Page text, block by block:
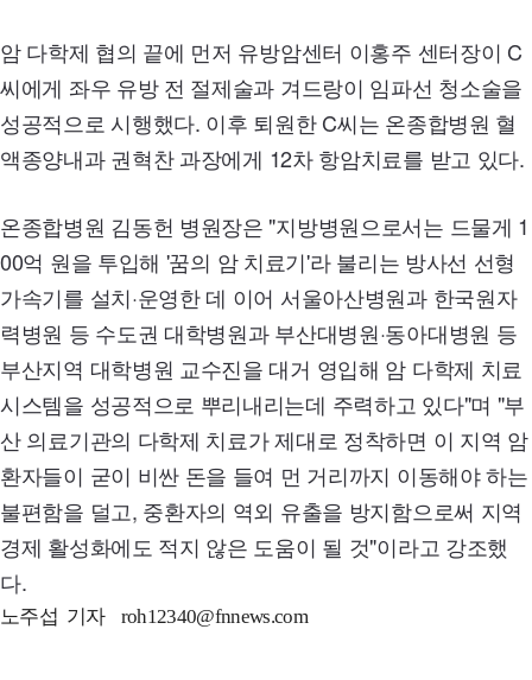
암 다학제 협의 끝에 먼저 유방암센터 이홍주 센터장이 C
씨에게 좌우 유방 전 절제술과 겨드랑이 임파선 청소술을
성공적으로 시행했다. 이후 퇴원한 C씨는 온종합병원 혈
액종양내과 권혁찬 과장에게 12차 항암치료를 받고 있다.
온종합병원 김동헌 병원장은 "지방병원으로서는 드물게 1
00억 원을 투입해 '꿈의 암 치료기'라 불리는 방사선 선형
가속기를 설치·운영한 데 이어 서울아산병원과 한국원자
력병원 등 수도권 대학병원과 부산대병원·동아대병원 등
부산지역 대학병원 교수진을 대거 영입해 암 다학제 치료
시스템을 성공적으로 뿌리내리는데 주력하고 있다"며 "부
산 의료기관의 다학제 치료가 제대로 정착하면 이 지역 암
환자들이 굳이 비싼 돈을 들여 먼 거리까지 이동해야 하는
불편함을 덜고, 중환자의 역외 유출을 방지함으로써 지역
경제 활성화에도 적지 않은 도움이 될 것"이라고 강조했
다.
노주섭 기자 roh12340@fnnews.com